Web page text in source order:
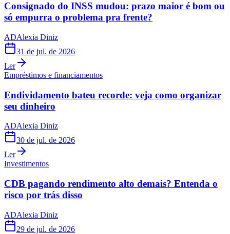
Consignado do INSS mudou: prazo maior é bom ou
só empurra o problema pra frente?
ADAlexia Diniz
31 de jul. de 2026
Ler
Empréstimos e financiamentos
Endividamento bateu recorde: veja como organizar
seu dinheiro
ADAlexia Diniz
30 de jul. de 2026
Ler
Investimentos
CDB pagando rendimento alto demais? Entenda o
risco por trás disso
ADAlexia Diniz
29 de jul. de 2026